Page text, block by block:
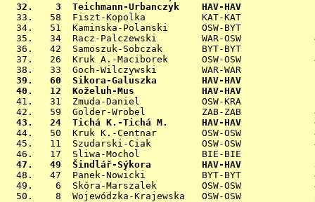
32.    3  Teichmann-Urbanczyk    HAV-HAV
33.   58  Fiszt-Kopolka          KAT-KAT
34.   51  Kaminska-Polanski      OSW-BYT
35.   34  Racz-Palczewski        WAR-OSW
36.   42  Samoszuk-Sobczak       BYT-BYT
37.   26  Kruk A.-Maciborek      OSW-OSW
39.   60  Sikora-Galuszka        HAV-HAV
40.   12  Koželuh-Mus            HAV-HAV
41.   31  Zmuda-Daniel           OSW-KRA
43.   24  Tichá K.-Tichá M.      HAV-HAV
44.   50  Kruk K.-Centnar        OSW-OSW
45.   11  Szudarski-Ciak         OSW-OSW
47.   49  Šindlář-Sýkora         HAV-HAV
48.   47  Panek-Nowicki          BYT-BYT
49.    6  Skóra-Marszalek        OSW-OSW
50.    8  Wojewódzka-Krajewska   OSW-OSW